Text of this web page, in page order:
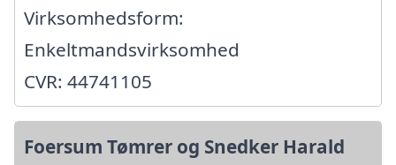
Virksomhedsform:
Enkeltmandsvirksomhed
CVR: 44741105
Foersum Tømrer og Snedker Harald